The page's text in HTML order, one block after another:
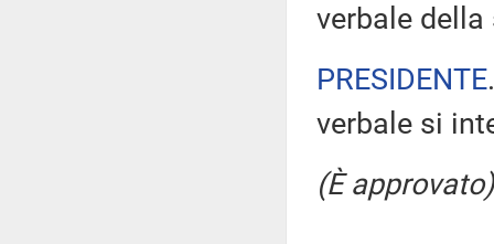
verbale
PRESIDENTE
verbale si
(È approvato)